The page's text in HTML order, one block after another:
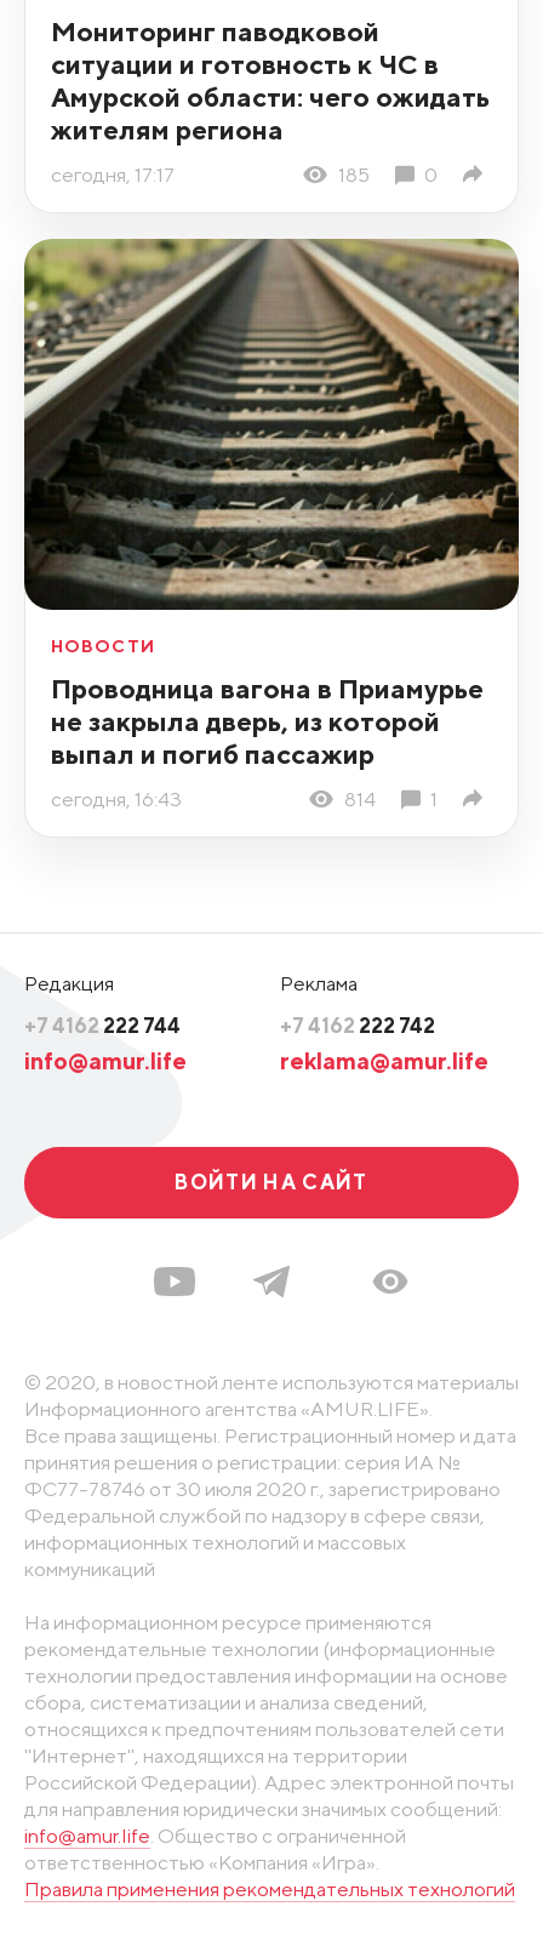
Мониторинг паводковой
ситуации и готовность к ЧС в
Амурской области: чего ожидать
жителям региона
сегодня, 17:17 185 0
НОВОСТИ
Проводница вагона в Приамурье
не закрыла дверь, из которой
выпал и погиб пассажир
сегодня, 16:43 814 1
Редакция
+7 4162 222 744
info@amur.life
Реклама
+7 4162 222 742
reklama@amur.life
ВОЙТИ НА САЙТ
© 2020, в новостной ленте используются материалы
Информационного агентства «AMUR.LIFE».
Все права защищены. Регистрационный номер и дата
принятия решения о регистрации: серия ИА №
ФС77-78746 от 30 июля 2020 г., зарегистрировано
Федеральной службой по надзору в сфере связи,
информационных технологий и массовых
коммуникаций
На информационном ресурсе применяются
рекомендательные технологии (информационные
технологии предоставления информации на основе
сбора, систематизации и анализа сведений,
относящихся к предпочтениям пользователей сети
"Интернет", находящихся на территории
Российской Федерации). Адрес электронной почты
для направления юридически значимых сообщений:
info@amur.life. Общество с ограниченной
ответственностью «Компания «Игра».
Правила применения рекомендательных технологий